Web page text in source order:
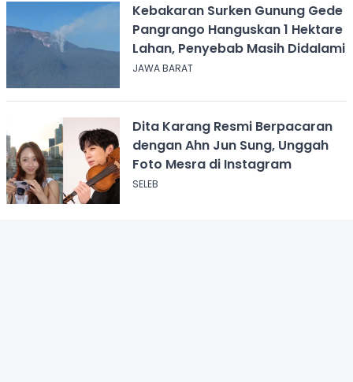
Kebakaran Surken Gunung Gede
Pangrango Hanguskan 1 Hektare
Lahan, Penyebab Masih Didalami
JAWA BARAT
Dita Karang Resmi Berpacaran
dengan Ahn Jun Sung, Unggah
Foto Mesra di Instagram
SELEB